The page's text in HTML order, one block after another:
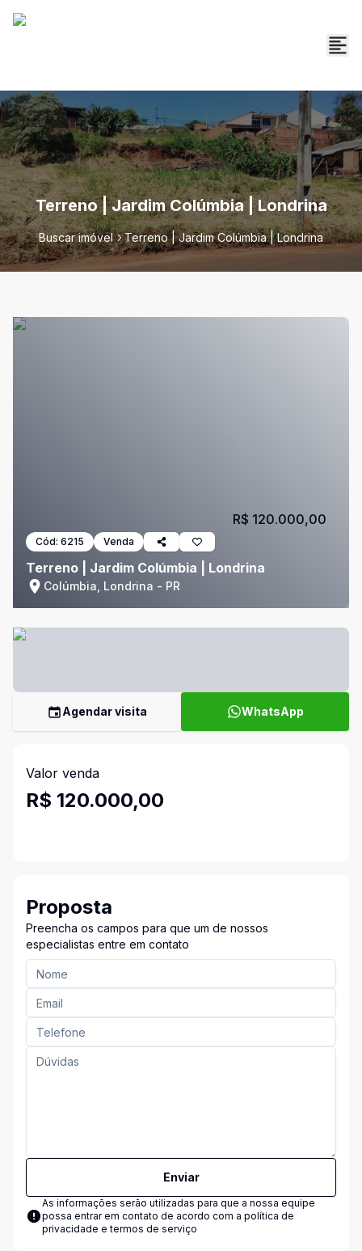
Terreno | Jardim Colúmbia | Londrina
Buscar imóvel Terreno | Jardim Colúmbia | Londrina
Cód: 6215 Venda
Terreno | Jardim Colúmbia | Londrina
Colúmbia, Londrina - PR
R$ 120.000,00
Agendar visita WhatsApp
Valor venda
R$ 120.000,00
Proposta
Preencha os campos para que um de nossos
especialistas entre em contato
Enviar
As informações serão utilizadas para que a nossa equipe
possa entrar em contato de acordo com a política de
privacidade e termos de serviço